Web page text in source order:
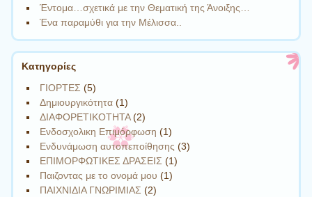
Έντομα…σχετικά με την Θεματική της Άνοιξης…
Ένα παραμύθι για την Μέλισσα..
Kατηγορίες
ΓΙΟΡΤΕΣ (5)
Δημιουργικότητα (1)
ΔΙΑΦΟΡΕΤΙΚΟΤΗΤΑ(2)
Ενδοσχολικη Επιμόρφωση (1)
Ενδυνάμωση αυτοπεποίθησης (3)
ΕΠΙΜΟΡΦΩΤΙΚΕΣ ΔΡΑΣΕΙΣ (1)
Παιζοντας με το ονομά μου (1)
ΠΑΙΧΝΙΔΙΑ ΓΝΩΡΙΜΙΑΣ (2)